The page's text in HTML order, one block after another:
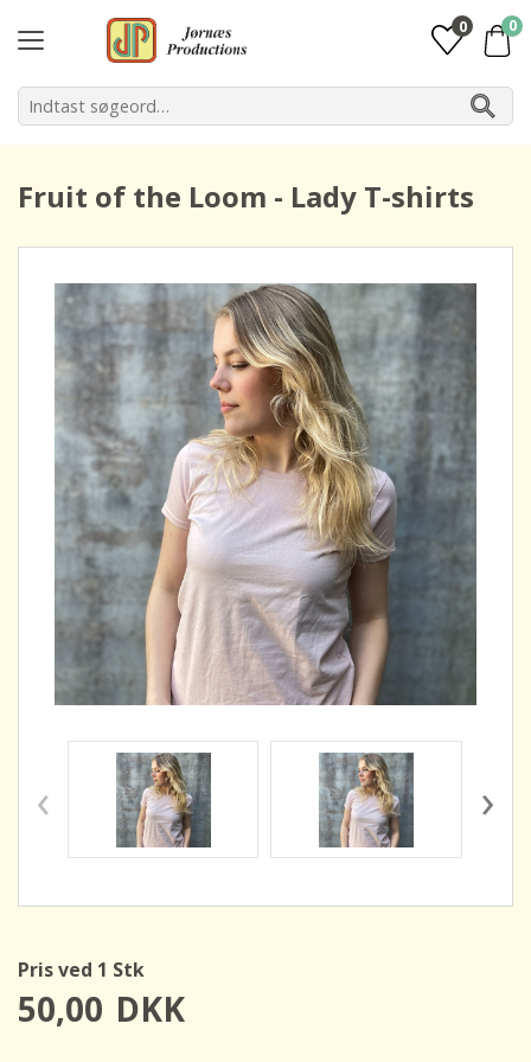
0 0
Fruit of the Loom - Lady T-shirts
‹ ›
Pris ved 1 Stk
50,00 DKK